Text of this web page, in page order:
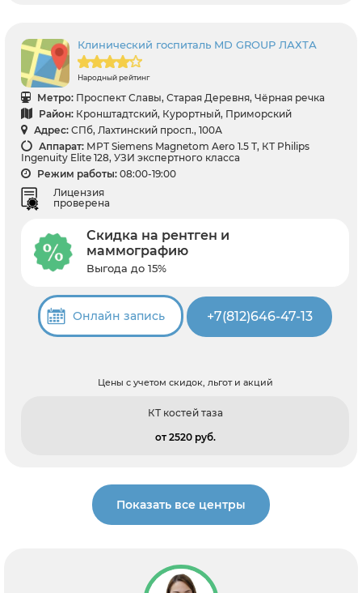
Клинический госпиталь MD GROUP ЛАХТА
Народный рейтинг
Метро: Проспект Славы, Старая Деревня, Чёрная речка
Район: Кронштадтский, Курортный, Приморский
Адрес: СПб, Лахтинский просп., 100А
Аппарат: МРТ Siemens Magnetom Aero 1.5 Т, КТ Philips
Ingenuity Elite 128, УЗИ экспертного класса
Режим работы: 08:00-19:00
Лицензия
проверена
Скидка на рентген и
маммографию
Выгода до 15%
Онлайн запись +7(812)646-47-13
Цены с учетом скидок, льгот и акций
КТ костей таза
от 2520 pуб.
Показать все центры